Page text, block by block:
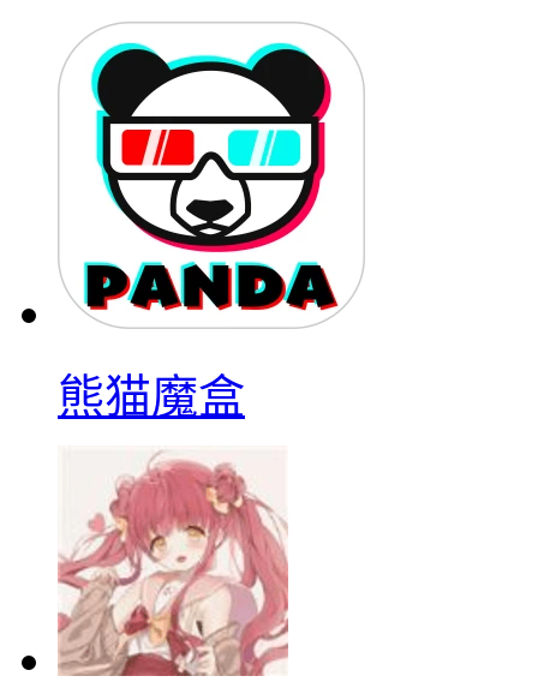
熊猫魔盒